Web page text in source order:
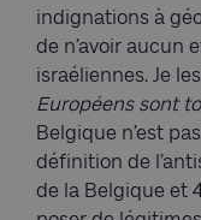
indignations à
de n’avoir aucun
israéliennes. Je
Européens sont
Belgique n’est
définition de
de la Belgique et